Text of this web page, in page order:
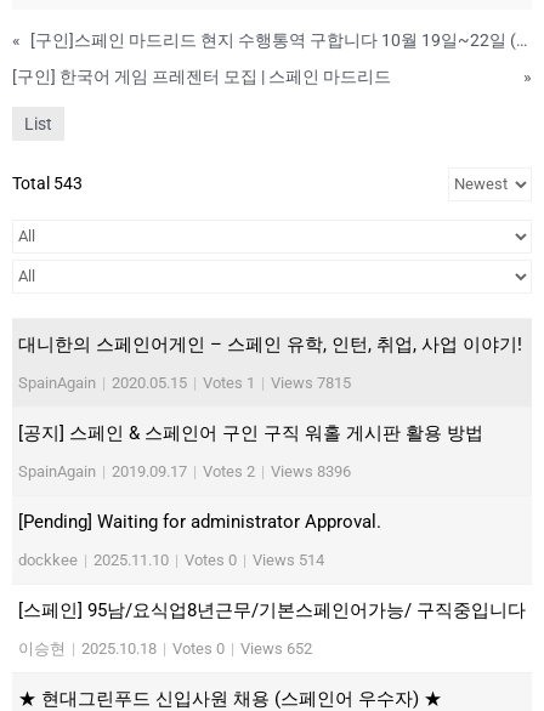
«
[구인]스페인 마드리드 현지 수행통역 구합니다 10월 19일~22일 (3 or 4일간)
[구인] 한국어 게임 프레젠터 모집 | 스페인 마드리드
»
List
Total 543
대니한의 스페인어게인 – 스페인 유학, 인턴, 취업, 사업 이야기!
SpainAgain | 2020.05.15 | Votes 1 | Views 7815
[공지] 스페인 & 스페인어 구인 구직 워홀 게시판 활용 방법
SpainAgain | 2019.09.17 | Votes 2 | Views 8396
[Pending] Waiting for administrator Approval.
dockkee | 2025.11.10 | Votes 0 | Views 514
[스페인] 95남/요식업8년근무/기본스페인어가능/ 구직중입니다
이승현 | 2025.10.18 | Votes 0 | Views 652
★ 현대그린푸드 신입사원 채용 (스페인어 우수자) ★